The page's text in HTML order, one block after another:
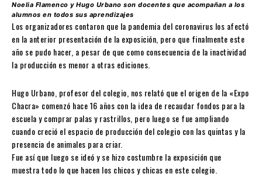
Noelia Flamenco y Hugo Urbano son docentes que acompañan a los
alumnos en todos sus aprendizajes
Los organizadores contaron que la pandemia del coronavirus los afectó
en la anterior presentación de la exposición, pero que finalmente este
año se pudo hacer, a pesar de que como consecuencia de la inactividad
la producción es menor a otras ediciones.
Hugo Urbano, profesor del colegio, nos relató que el origen de la «Expo
Chacra» comenzó hace 16 años con la idea de recaudar fondos para la
escuela y comprar palas y rastrillos, pero luego se fue ampliando
cuando creció el espacio de producción del colegio con las quintas y la
presencia de animales para criar.
Fue así que luego se ideó y se hizo costumbre la exposición que
muestra todo lo que hacen los chicos y chicas en este colegio.